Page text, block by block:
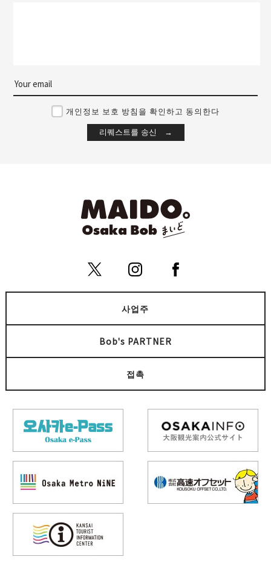
개인정보 보호 방침을 확인하고 동의한다
사업주
Bob's PARTNER
접촉